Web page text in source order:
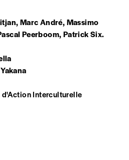
,Marc André,Massimo
Peerboom,Patrick Six.
Yakana
Interculturelle